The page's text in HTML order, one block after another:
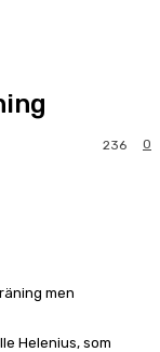
0
236
men
Helenius, som